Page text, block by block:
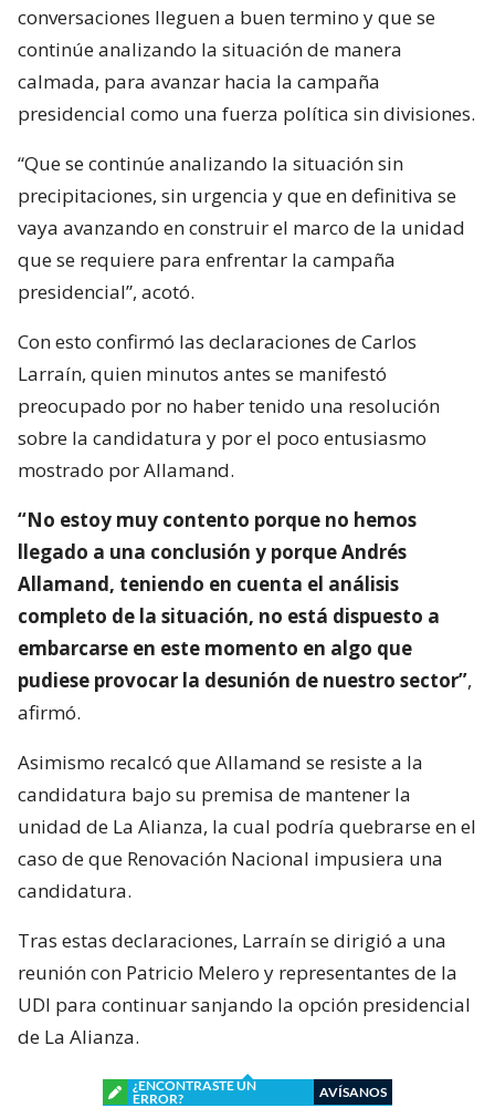
conversaciones lleguen a buen termino y que se
continúe analizando la situación de manera
calmada, para avanzar hacia la campaña
presidencial como una fuerza política sin divisiones.
“Que se continúe analizando la situación sin
precipitaciones, sin urgencia y que en definitiva se
vaya avanzando en construir el marco de la unidad
que se requiere para enfrentar la campaña
presidencial”, acotó.
Con esto confirmó las declaraciones de Carlos
Larraín, quien minutos antes se manifestó
preocupado por no haber tenido una resolución
sobre la candidatura y por el poco entusiasmo
mostrado por Allamand.
“No estoy muy contento porque no hemos
llegado a una conclusión y porque Andrés
Allamand, teniendo en cuenta el análisis
completo de la situación, no está dispuesto a
embarcarse en este momento en algo que
pudiese provocar la desunión de nuestro sector”,
afirmó.
Asimismo recalcó que Allamand se resiste a la
candidatura bajo su premisa de mantener la
unidad de La Alianza, la cual podría quebrarse en el
caso de que Renovación Nacional impusiera una
candidatura.
Tras estas declaraciones, Larraín se dirigió a una
reunión con Patricio Melero y representantes de la
UDI para continuar sanjando la opción presidencial
de La Alianza.
¿ENCONTRASTE UN
ERROR?
AVÍSANOS